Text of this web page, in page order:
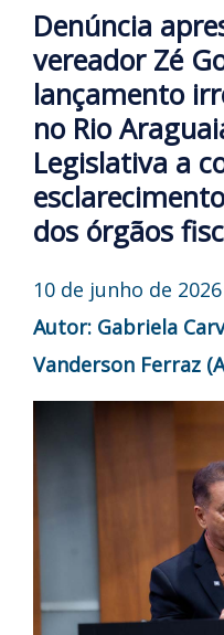
Denúncia
vereador Zé
lançamento
no Rio
Legislativa a
dos órgãos
10 de junho de 2026
Autor: Gabriela
Vanderson Ferraz